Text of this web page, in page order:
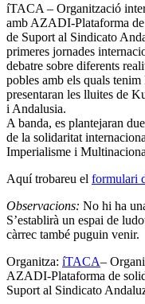
íTACA – Organització
amb AZADI-Plataforma
de Suport al Sindicato
primeres jornades
debatre sobre diferents
pobles amb els quals
presentaran les lluites de
i Andalusia.
A banda, es plantejaran
de la solidaritat
Imperialisme i
Aquí trobareu el formulari
Observacions: No hi ha
S’establirà un espai de
càrrec també puguin venir.
Organitza: íTACA–
AZADI-Plataforma de
Suport al Sindicato